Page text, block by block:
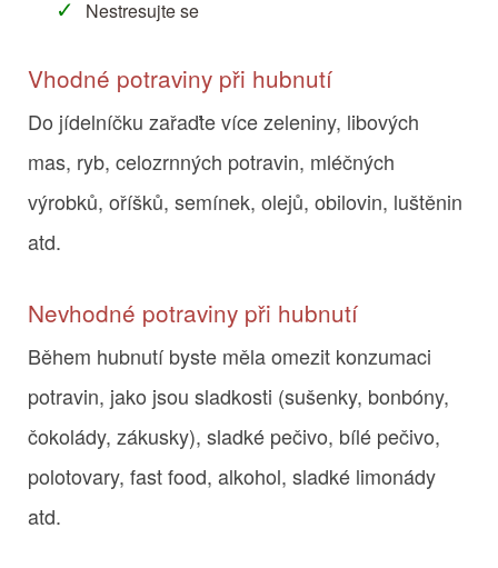
Nestresujte se
Vhodné potraviny při hubnutí
Do jídelníčku zařaďte více zeleniny, libových
mas, ryb, celozrnných potravin, mléčných
výrobků, oříšků, semínek, olejů, obilovin, luštěnin
atd.
Nevhodné potraviny při hubnutí
Během hubnutí byste měla omezit konzumaci
potravin, jako jsou sladkosti (sušenky, bonbóny,
čokolády, zákusky), sladké pečivo, bílé pečivo,
polotovary, fast food, alkohol, sladké limonády
atd.